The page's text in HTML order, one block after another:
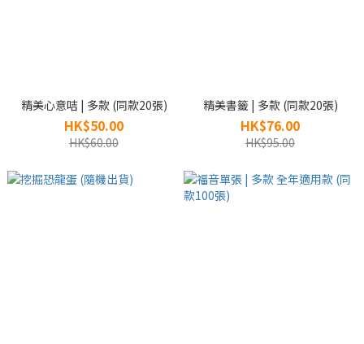
精美心意咭 | 多款 (同款20張)
HK$50.00
HK$60.00
精美書籤 | 多款 (同款20張)
HK$76.00
HK$95.00